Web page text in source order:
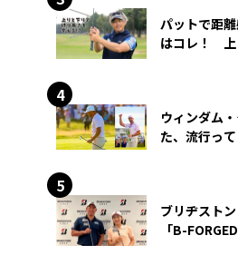
パットで距
はコレ！ 上
ウィンダム
た、流行っ
ブリヂストン
「B-